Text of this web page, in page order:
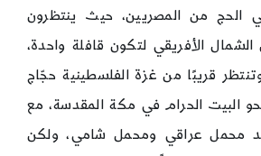
الحج من المصريين، حيث ينتظرون
الشمال الأفريقي لتكون قافلة واحدة،
قريبًا من غزة الفلسطينية حجّاج
البيت الحرام في مكة المقدسة، مع
محمل عراقي ومحمل شامي، ولكن